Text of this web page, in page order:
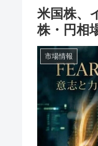
米国株、
株・円相
市場情報